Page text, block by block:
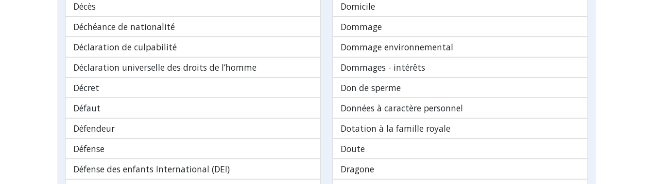
Décès
Déchéance de nationalité
Déclaration de culpabilité
Déclaration universelle des droits de l’homme
Décret
Défaut
Défendeur
Défense
Défense des enfants International (DEI)
Domicile
Dommage
Dommage environnemental
Dommages - intérêts
Don de sperme
Données à caractère personnel
Dotation à la famille royale
Doute
Dragone